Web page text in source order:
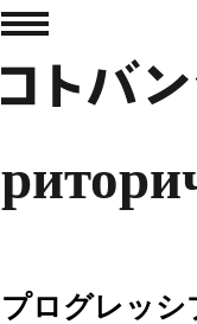
プログレッシ